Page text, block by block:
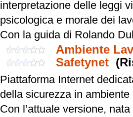
interpretazione delle leggi
psicologica e morale dei
Con la guida di Rolando
Ambiente
Safetynet
Piattaforma Internet
della sicurezza in ambiente
Con l’attuale versione,